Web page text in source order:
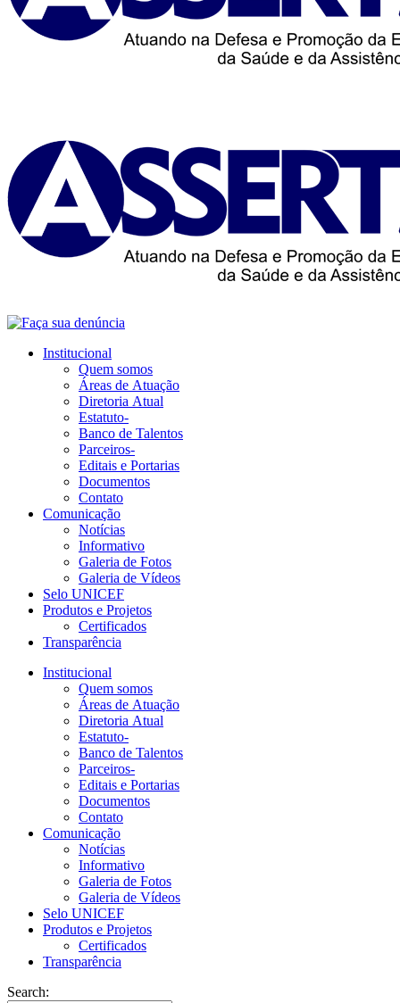
Institucional
Quem somos
Áreas de Atuação
Diretoria Atual
Estatuto-
Banco de Talentos
Parceiros-
Editais e Portarias
Documentos
Contato
Comunicação
Notícias
Informativo
Galeria de Fotos
Galeria de Vídeos
Selo UNICEF
Produtos e Projetos
Certificados
Transparência
Institucional
Quem somos
Áreas de Atuação
Diretoria Atual
Estatuto-
Banco de Talentos
Parceiros-
Editais e Portarias
Documentos
Contato
Comunicação
Notícias
Informativo
Galeria de Fotos
Galeria de Vídeos
Selo UNICEF
Produtos e Projetos
Certificados
Transparência
Search: